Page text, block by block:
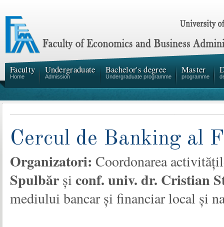
Faculty
Home
Undergraduate
Admission
Bachelor's degree
Undergraduate programme
Master
programme
Cercul de Banking al
Organizatori: Coordonarea
Spulbăr și conf. univ. dr. Cristian
mediului bancar și financiar local și